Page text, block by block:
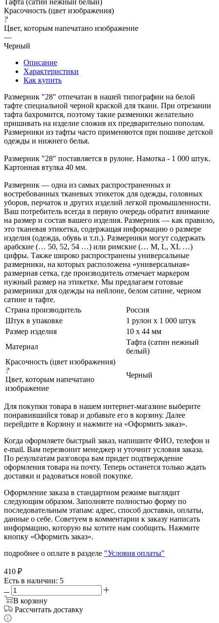
Красочность (цвет изображения)
?
Цвет, которым напечатано изображение
—
Черный
Описание
Характеристики
Как купить
Размерник "28" отпечатан в нашей типографии на белой
тафте специальной черной краской для ткани. При отрезании
тафта бахромится, поэтому такие разменики желательно
пришивать на изделие сложив их предварительно пополам.
Размерники из тафты часто применяются при пошиве детской
одежды и нижнего белья.
Размерник "28" поставляется в рулоне. Намотка - 1 000 штук.
Картонная втулка 40 мм.
Размерник — одна из самых распространенных и
востребованных тканевых этикеток для одежды, головных
уборов, перчаток и других изделий легкой промышленности.
Ваш потребитель всегда в первую очередь обратит внимание
на размер и состав вашего изделия. Размерник — как правило,
это тканевая этикетка, содержащая информацию о размере
изделия (одежда, обувь и т.п.). Размерники могут содержать
арабские (… 50, 52, 54 …) или римские (… M, L, XL …)
цифры. Также широко распространены универсальные
размерники, на которых расположена «универсальная»
размерная сетка, где производитель отмечает маркером
нужный размер на этикетке. Мы предлагаем готовые
размерники для одежды на нейлоне, белом сатине, черном
сатине и тафте.
Страна производитель
Россия
Штук в упаковке
1 рулон х 1 000 штук
Размер изделия
10 х 44 мм
Материал
Тафта (сатин нежный
белый)
Красочность (цвет изображения)
?
Цвет, которым напечатано
изображение
Черный
Для покупки товара в нашем интернет-магазине выберите
понравившийся товар и добавьте его в корзину. Далее
перейдите в Корзину и нажмите на «Оформить заказ».
Когда оформляете быстрый заказ, напишите ФИО, телефон и
e-mail. Вам перезвонит менеджер и уточнит условия заказа.
По результатам разговора вам придет подтверждение
оформления товара на почту. Теперь останется только ждать
доставки и радоваться новой покупке.
Оформление заказа в стандартном режиме выглядит
следующим образом. Заполняете полностью форму по
последовательным этапам: адрес, способ доставки, оплаты,
данные о себе. Советуем в комментарии к заказу написать
информацию, которую вы хотите нам сообщить. Нажмите
кнопку «Оформить заказ».
подробнее о оплате в разделе "Условия оплаты"
410 ₽
Есть в наличии: 5
В корзину
Рассчитать доставку